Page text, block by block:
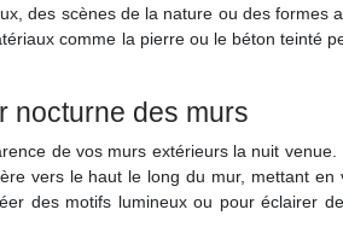
des scènes de la nature ou des formes
comme la pierre ou le béton teinté
nocturne des murs
de vos murs extérieurs la nuit
vers le haut le long du mur, mettant en
des motifs lumineux ou pour éclairer